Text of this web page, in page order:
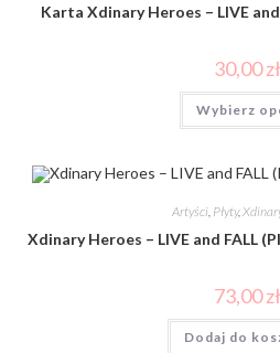
Karta Xdinary Heroes – LIVE
30,00zł
Wybierz
Artyści, Płyty,
Xdinary Heroes – LIVE and FALL
73,00zł
Dodaj do